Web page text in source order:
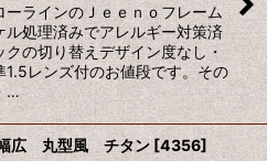
ーラインのＪｅｅｎｏフレーム
処理済みでアレルギー対策済
クの切り替えデザイン度なし・
1.5レンズ付のお値段です。その
…
丸型風 チタン [4356]